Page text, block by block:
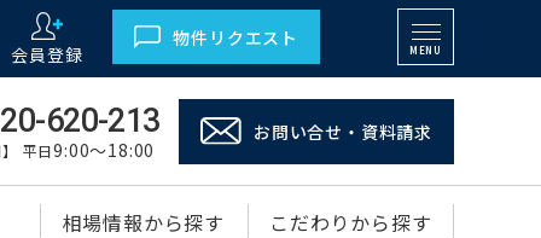
会員登録
物件リクエスト
MENU
620-213
】 平日9:00～18:00
お問い合せ・資料請求
相場情報から探す こだわりから探す